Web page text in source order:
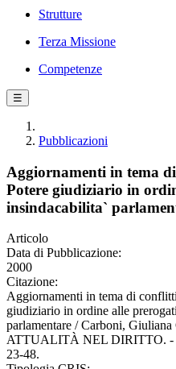
Strutture
Terza Missione
Competenze
☰
Pubblicazioni
Aggiornamenti in tema
Potere giudiziario in
insindacabilita`
Articolo
Data di Pubblicazione:
2000
Citazione:
Aggiornamenti in tema di
giudiziario in ordine alle
parlamentare / Carboni,
ATTUALITÀ NEL DIRITTO. -
23-48.